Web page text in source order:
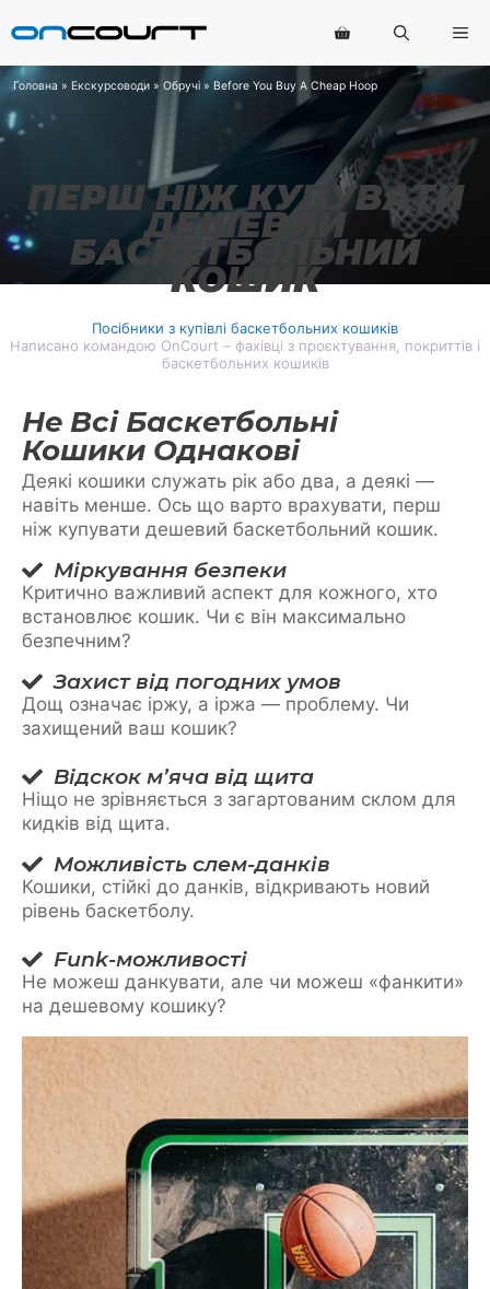
до
Головна » Екскурсоводи » Обручі » Before You Buy A Cheap Hoop
ПЕРШ НІЖ КУПУВАТИ
ДЕШЕВИЙ
БАСКЕТБОЛЬНИЙ
КОШИК
Посібники з купівлі баскетбольних кошиків
Написано командою OnCourt – фахівці з проєктування, покриттів і
баскетбольних кошиків
Не Всі Баскетбольні
Кошики Однакові
Деякі кошики служать рік або два, а деякі —
навіть менше. Ось що варто врахувати, перш
ніж купувати дешевий баскетбольний кошик.
Міркування безпеки
Критично важливий аспект для кожного, хто
встановлює кошик. Чи є він максимально
безпечним?
Захист від погодних умов
Дощ означає іржу, а іржа — проблему. Чи
захищений ваш кошик?
Відскок м’яча від щита
Ніщо не зрівняється з загартованим склом для
кидків від щита.
Можливість слем-данків
Кошики, стійкі до данків, відкривають новий
рівень баскетболу.
Funk-можливості
Не можеш данкувати, але чи можеш «фанкити»
на дешевому кошику?